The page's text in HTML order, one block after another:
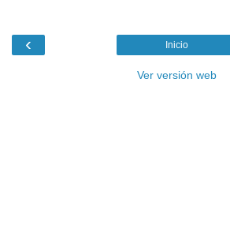
‹ Inicio
Ver versión web